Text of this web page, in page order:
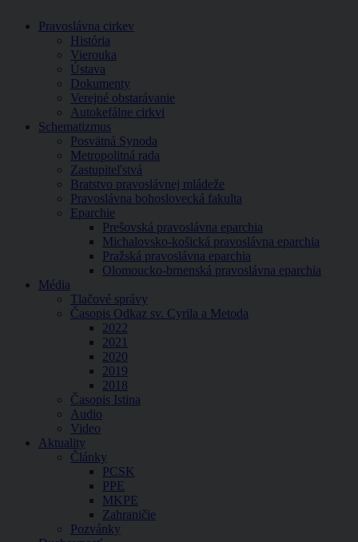
Pravoslávna cirkev
História
Vierouka
Ústava
Dokumenty
Verejné obstarávanie
Autokefálne cirkvi
Schematizmus
Posvätná Synoda
Metropolitná rada
Zastupiteľstvá
Bratstvo pravoslávnej mládeže
Pravoslávna bohoslovecká fakulta
Eparchie
Prešovská pravoslávna eparchia
Michalovsko-košická pravoslávna eparchia
Pražská pravoslávna eparchia
Olomoucko-brnenská pravoslávna eparchia
Média
Tlačové správy
Časopis Odkaz sv. Cyrila a Metoda
2022
2021
2020
2019
2018
Časopis Istina
Audio
Video
Aktuality
Články
PCSK
PPE
MKPE
Zahraničie
Pozvánky